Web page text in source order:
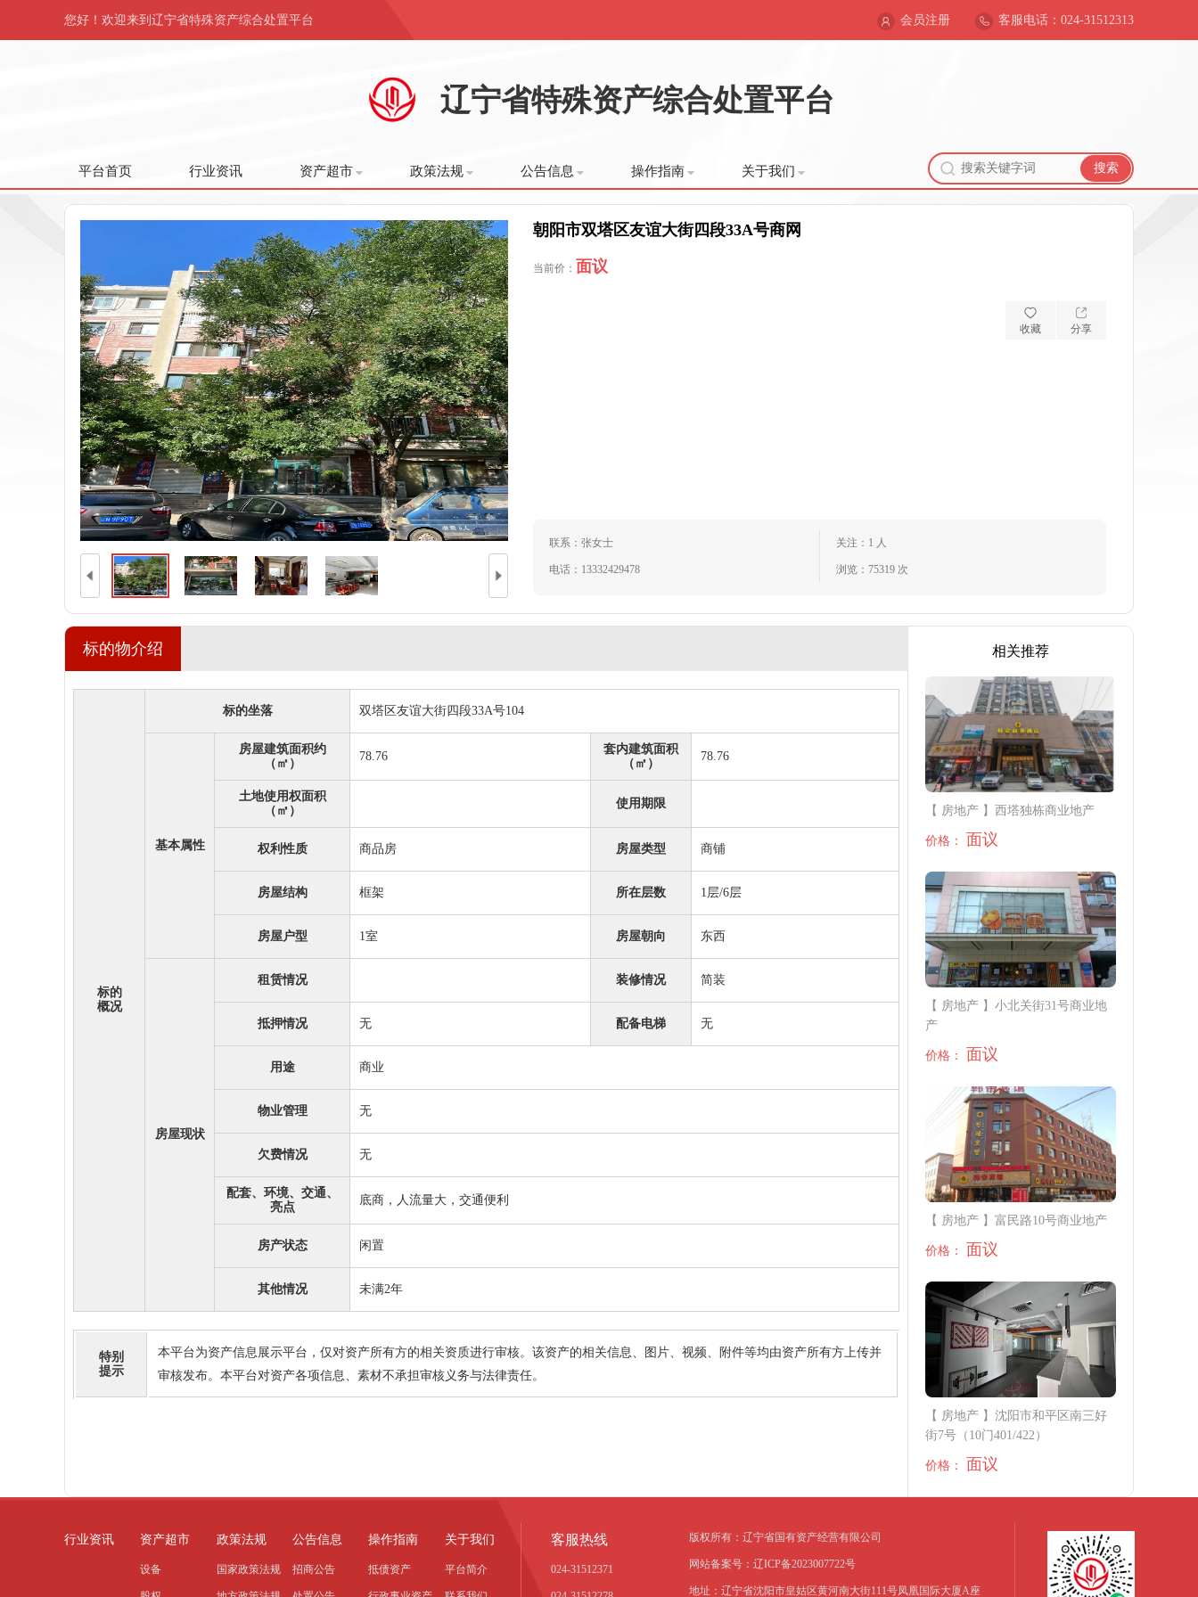
您好！欢迎来到辽宁省特殊资产综合处置平台 会员注册 客服电话：024-31512313
辽宁省特殊资产综合处置平台
平台首页 行业资讯 资产超市 政策法规 公告信息 操作指南 关于我们 搜索
朝阳市双塔区友谊大街四段33A号商网
当前价： 面议
收藏 分享
联系：张女士
电话：13332429478
关注：1 人
浏览：75319 次
标的物介绍
标的
概况
标的坐落 双塔区友谊大街四段33A号104
基本属性
房屋建筑面积约
（㎡）
78.76
套内建筑面积
（㎡）
78.76
土地使用权面积
（㎡）
使用期限
权利性质 商品房 房屋类型 商铺
房屋结构 框架 所在层数 1层/6层
房屋户型 1室 房屋朝向 东西
房屋现状
租赁情况 装修情况 简装
抵押情况 无 配备电梯 无
用途 商业
物业管理 无
欠费情况 无
配套、环境、交通、
亮点
底商，人流量大，交通便利
房产状态 闲置
其他情况 未满2年
特别
提示
本平台为资产信息展示平台，仅对资产所有方的相关资质进行审核。该资产的相关信息、图片、视频、附件等均由资产所有方上传并
审核发布。本平台对资产各项信息、素材不承担审核义务与法律责任。
相关推荐
【 房地产 】西塔独栋商业地产
价格： 面议
【 房地产 】小北关街31号商业地
产
价格： 面议
【 房地产 】富民路10号商业地产
价格： 面议
【 房地产 】沈阳市和平区南三好
街7号（10门401/422）
价格： 面议
行业资讯 资产超市
设备
政策法规
国家政策法规
公告信息
招商公告
操作指南
抵债资产
关于我们
平台简介
客服热线
024-31512371
版权所有：辽宁省国有资产经营有限公司
网站备案号：辽ICP备2023007722号
地址：辽宁省沈阳市皇姑区黄河南大街111号凤凰国际大厦A座